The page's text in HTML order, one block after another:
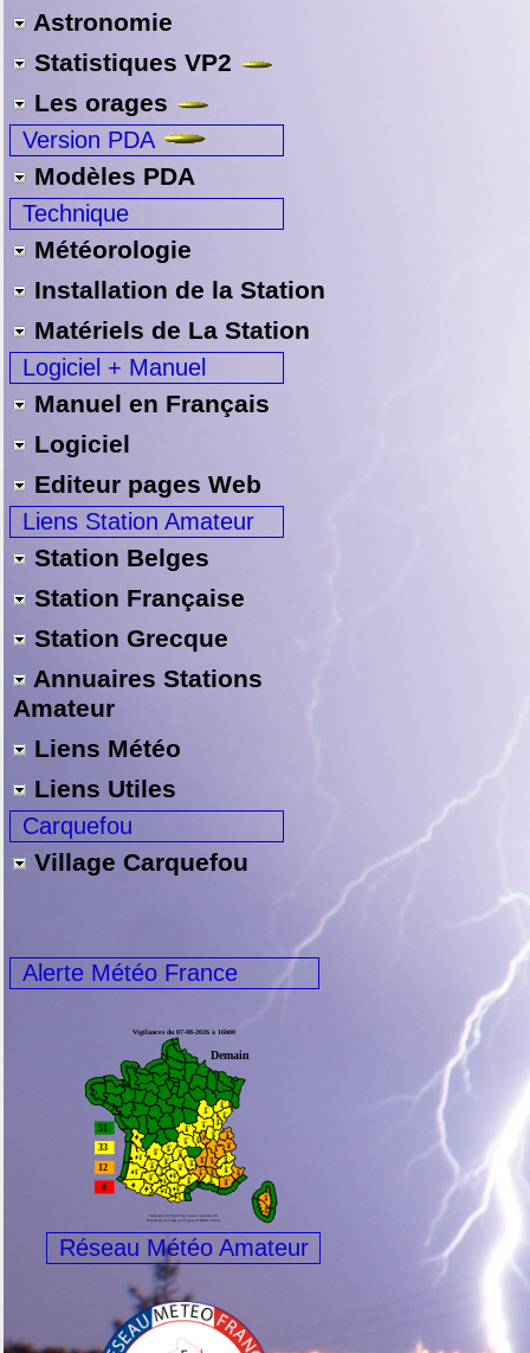
Astronomie
Statistiques VP2
Les orages
Version PDA
Modèles PDA
Technique
Météorologie
Installation de la Station
Matériels de La Station
Logiciel + Manuel
Manuel en Français
Logiciel
Editeur pages Web
Liens Station Amateur
Station Belges
Station Française
Station Grecque
Annuaires Stations
Amateur
Liens Météo
Liens Utiles
Carquefou
Village Carquefou
Alerte Météo France
Réseau Météo Amateur